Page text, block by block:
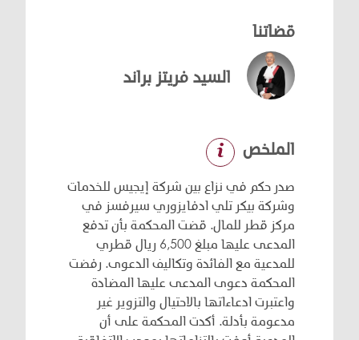
قضاتنا
السيد فريتز براند
الملخص
صدر حكم في نزاع بين شركة إيجيس للخدمات
وشركة بيكر تلي ادفايزوري سيرفسز في
مركز قطر للمال. قضت المحكمة بأن تدفع
المدعى عليها مبلغ 6,500 ريال قطري
للمدعية مع الفائدة وتكاليف الدعوى. رفضت
المحكمة دعوى المدعى عليها المضادة
واعتبرت ادعاءاتها بالاحتيال والتزوير غير
مدعومة بأدلة. أكدت المحكمة على أن